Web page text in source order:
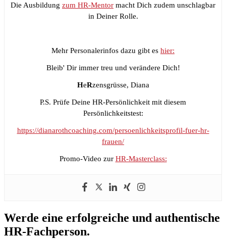
Die Ausbildung zum HR-Mentor macht Dich zudem unschlagbar
in Deiner Rolle.
Mehr Personalerinfos dazu gibt es hier:
Bleib' Dir immer treu und verändere Dich!
HeRzensgrüsse, Diana
P.S. Prüfe Deine HR-Persönlichkeit mit diesem
Persönlichkeitstest:
https://dianarothcoaching.com/persoenlichkeitsprofil-fuer-hr-
frauen/
Promo-Video zur HR-Masterclass:
Werde eine erfolgreiche und authentische
HR-Fachperson.